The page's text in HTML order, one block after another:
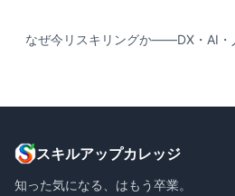
なぜ今リスキリングか——DX・AI・
スキルアップカレッジ
知った気になる、はもう卒業。